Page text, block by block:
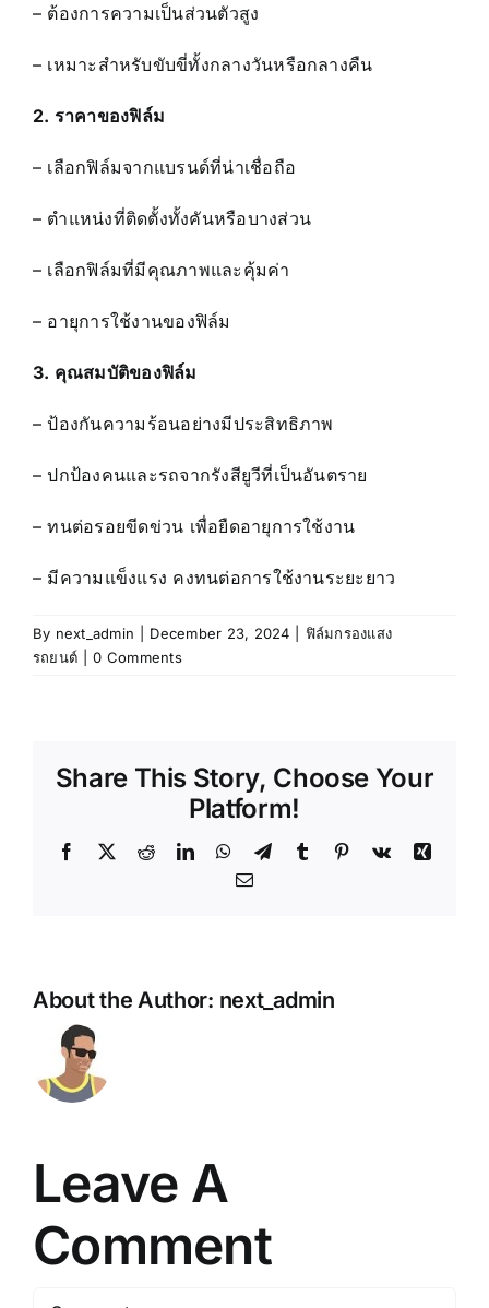
– ต้องการความเป็นส่วนตัวสูง
– เหมาะสำหรับขับขี่ทั้งกลางวันหรือกลางคืน
2. ราคาของฟิล์ม
– เลือกฟิล์มจากแบรนด์ที่น่าเชื่อถือ
– ตำแหน่งที่ติดตั้งทั้งคันหรือบางส่วน
– เลือกฟิล์มที่มีคุณภาพและคุ้มค่า
– อายุการใช้งานของฟิล์ม
3. คุณสมบัติของฟิล์ม
– ป้องกันความร้อนอย่างมีประสิทธิภาพ
– ปกป้องคนและรถจากรังสียูวีที่เป็นอันตราย
– ทนต่อรอยขีดข่วน เพื่อยืดอายุการใช้งาน
– มีความแข็งแรง คงทนต่อการใช้งานระยะยาว
By next_admin December 23, 2024
ฟิล์มกรองแสง
รถยนต์
0 Comments
Share This Story, Choose Your
Platform!
Facebook
X RedditLinkedInWhatsApp
TelegramTumblr Pinterest
Vk
Xing
Email
About the Author: next_admin
Leave A
Comment